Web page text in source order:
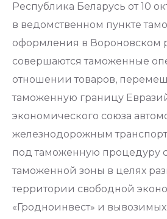
Республика Беларусь от 10
в ведомственном пункте
оформления в Вороновском
совершаются таможенные
отношении товаров,
таможенную границу
экономического союза
железнодорожным
под таможенную процедуру
таможенной зоны в целях
территории свободной
«Гродноинвест» и